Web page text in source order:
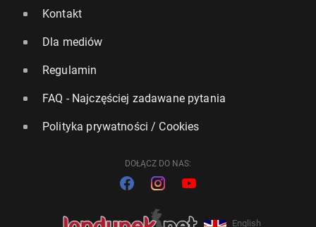
Kontakt
Dla mediów
Regulamin
FAQ - Najczęściej zadawane pytania
Polityka prywatności / Cookies
DOŁĄCZ DO NAS:
English